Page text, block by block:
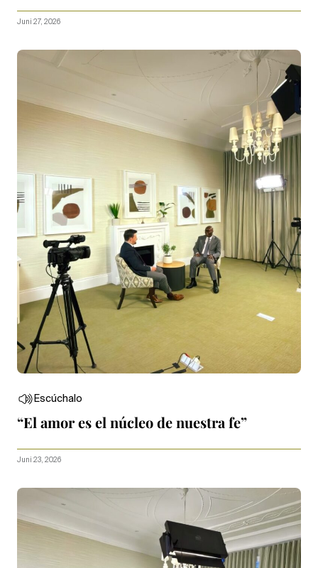
Juni 27, 2026
Escúchalo
“El amor es el núcleo de nuestra fe”
Juni 23, 2026